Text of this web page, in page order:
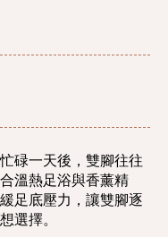
碌一天後，雙腳往往
溫熱足浴與香薰精
足底壓力，讓雙腳逐
選擇。